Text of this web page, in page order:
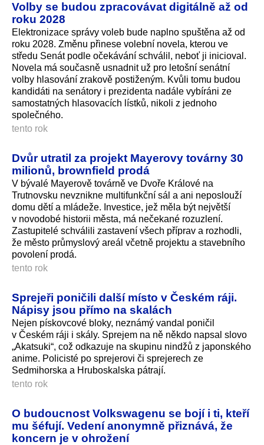
Volby se budou zpracovávat digitálně až od
roku 2028
Elektronizace správy voleb bude naplno spuštěna až od
roku 2028. Změnu přinese volební novela, kterou ve
středu Senát podle očekávání schválil, neboť ji inicioval.
Novela má současně usnadnit už pro letošní senátní
volby hlasování zrakově postiženým. Kvůli tomu budou
kandidáti na senátory i prezidenta nadále vybíráni ze
samostatných hlasovacích lístků, nikoli z jednoho
společného.
tento rok
Dvůr utratil za projekt Mayerovy továrny 30
milionů, brownfield prodá
V bývalé Mayerově továrně ve Dvoře Králové na
Trutnovsku nevznikne multifunkční sál a ani neposlouží
domu dětí a mládeže. Investice, jež měla být největší
v novodobé historii města, má nečekané rozuzlení.
Zastupitelé schválili zastavení všech příprav a rozhodli,
že město průmyslový areál včetně projektu a stavebního
povolení prodá.
tento rok
Sprejeři poničili další místo v Českém ráji.
Nápisy jsou přímo na skalách
Nejen pískovcové bloky, neznámý vandal poničil
v Českém ráji i skály. Sprejem na ně někdo napsal slovo
„Akatsuki“, což odkazuje na skupinu nindžů z japonského
anime. Policisté po sprejerovi či sprejerech ze
Sedmihorska a Hruboskalska pátrají.
tento rok
O budoucnost Volkswagenu se bojí i ti, kteří
mu šéfují. Vedení anonymně přiznává, že
koncern je v ohrožení